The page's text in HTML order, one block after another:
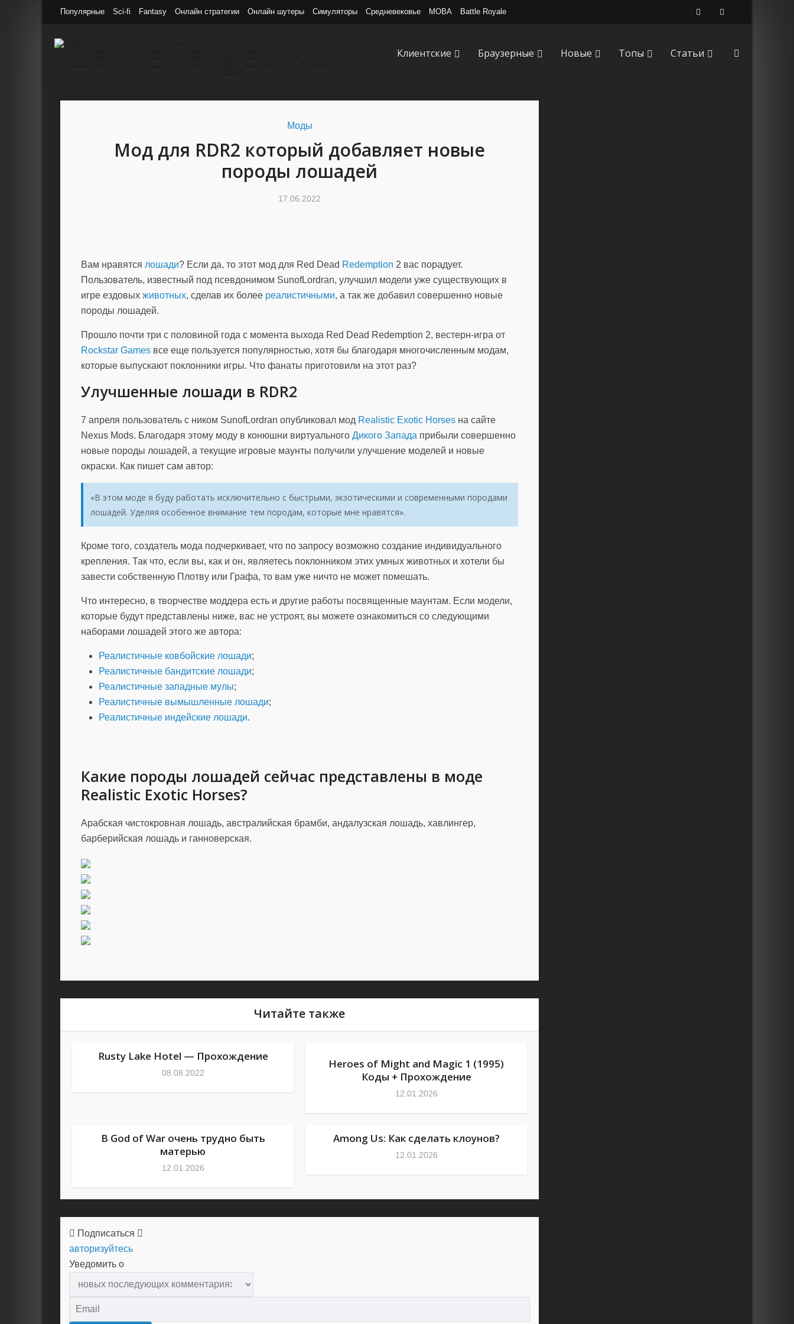
Популярные Sci-fi Fantasy Онлайн стратегии Онлайн шутеры Симуляторы Средневековье MOBA Battle Royale
Клиентские Браузерные Новые Топы Статьи
Моды
Мод для RDR2 который добавляет новые
породы лошадей
17.06.2022
Вам нравятся лошади? Если да, то этот мод для Red Dead Redemption 2 вас порадует.
Пользователь, известный под псевдонимом SunofLordran, улучшил модели уже существующих в
игре ездовых животных, сделав их более реалистичными, а так же добавил совершенно новые
породы лошадей.
Прошло почти три с половиной года с момента выхода Red Dead Redemption 2, вестерн-игра от
Rockstar Games все еще пользуется популярностью, хотя бы благодаря многочисленным модам,
которые выпускают поклонники игры. Что фанаты приготовили на этот раз?
Улучшенные лошади в RDR2
7 апреля пользователь с ником SunofLordran опубликовал мод Realistic Exotic Horses на сайте
Nexus Mods. Благодаря этому моду в конюшни виртуального Дикого Запада прибыли совершенно
новые породы лошадей, а текущие игровые маунты получили улучшение моделей и новые
окраски. Как пишет сам автор:
«В этом моде я буду работать исключительно с быстрыми, экзотическими и современными породами
лошадей. Уделяя особенное внимание тем породам, которые мне нравятся».
Кроме того, создатель мода подчеркивает, что по запросу возможно создание индивидуального
крепления. Так что, если вы, как и он, являетесь поклонником этих умных животных и хотели бы
завести собственную Плотву или Графа, то вам уже ничто не может помешать.
Что интересно, в творчестве моддера есть и другие работы посвященные маунтам. Если модели,
которые будут представлены ниже, вас не устроят, вы можете ознакомиться со следующими
наборами лошадей этого же автора:
Реалистичные ковбойские лошади;
Реалистичные бандитские лошади;
Реалистичные западные мулы;
Реалистичные вымышленные лошади;
Реалистичные индейские лошади.
Какие породы лошадей сейчас представлены в моде
Realistic Exotic Horses?
Арабская чистокровная лошадь, австралийская брамби, андалузская лошадь, хавлингер,
барберийская лошадь и ганноверская.
Читайте также
Rusty Lake Hotel — Прохождение
08.08.2022
Heroes of Might and Magic 1 (1995)
Коды + Прохождение
12.01.2026
В God of War очень трудно быть
матерью
12.01.2026
Among Us: Как сделать клоунов?
12.01.2026
Подписаться
авторизуйтесь
Уведомить о